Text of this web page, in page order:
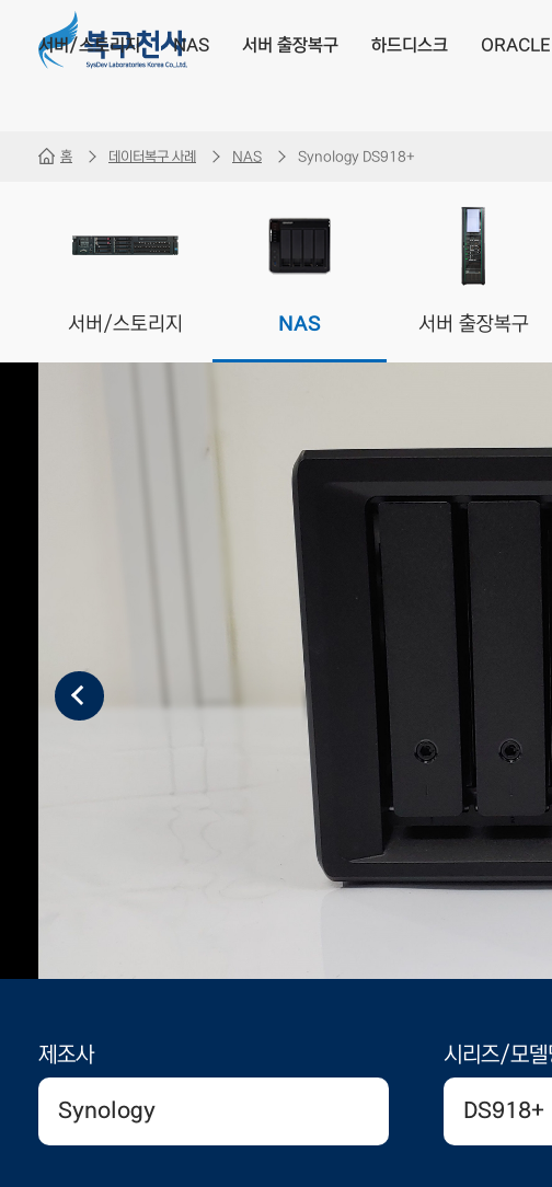
서버/스토리지 NAS 서버 출장복구 하드디스크 ORACLE
홈 데이터복구 사례 NAS Synology DS918+
서버/스토리지 NAS 서버 출장복구
제조사
Synology
시리즈/모델
DS918+